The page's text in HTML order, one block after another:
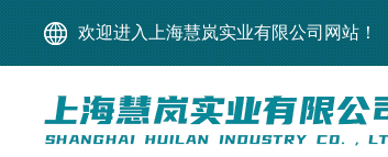
欢迎进入上海慧岚实业有限公司网站！